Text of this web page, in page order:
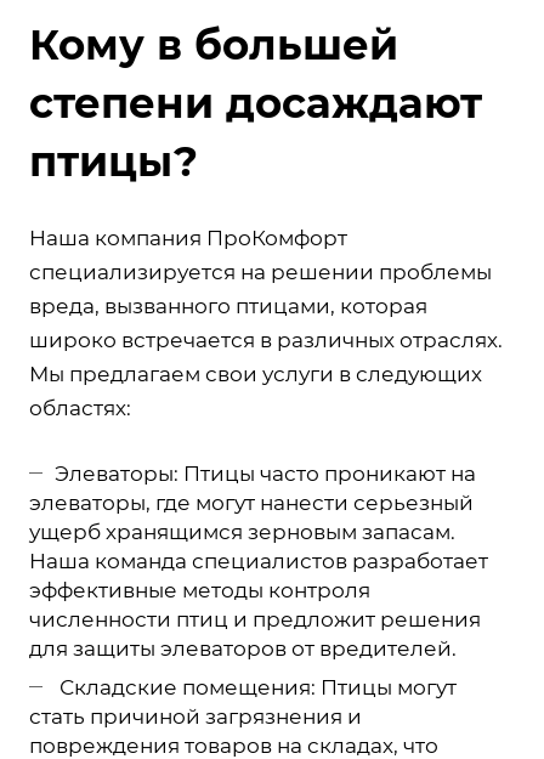
Кому в большей
степени досаждают
птицы?
Наша компания ПроКомфорт
специализируется на решении проблемы
вреда, вызванного птицами, которая
широко встречается в различных отраслях.
Мы предлагаем свои услуги в следующих
областях:
Элеваторы: Птицы часто проникают на
элеваторы, где могут нанести серьезный
ущерб хранящимся зерновым запасам.
Наша команда специалистов разработает
эффективные методы контроля
численности птиц и предложит решения
для защиты элеваторов от вредителей.
Складские помещения: Птицы могут
стать причиной загрязнения и
повреждения товаров на складах, что